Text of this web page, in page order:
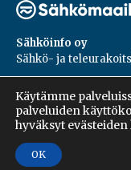
Sähköinfo oy
Sähkö- ja
PL 55, 02601, Espoo
Harakantie 18 B
09 5476 1422
Käytämme
palveluiden
hyväksyt
OK